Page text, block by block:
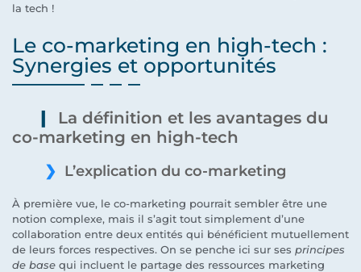
la tech !
Le co-marketing en high-tech :
Synergies et opportunités
La définition et les avantages du
co-marketing en high-tech
L’explication du co-marketing
À première vue, le co-marketing pourrait sembler être une
notion complexe, mais il s’agit tout simplement d’une
collaboration entre deux entités qui bénéficient mutuellement
de leurs forces respectives. On se penche ici sur ses principes
de base qui incluent le partage des ressources marketing